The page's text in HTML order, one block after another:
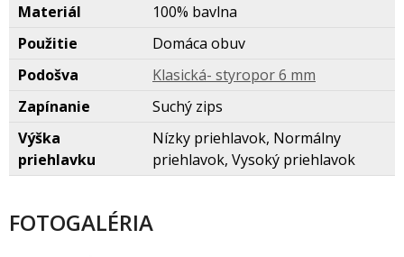
Materiál
100% bavlna
Použitie
Domáca obuv
Podošva
Klasická- styropor 6 mm
Zapínanie
Suchý zips
Výška
priehlavku
Nízky priehlavok, Normálny
priehlavok, Vysoký priehlavok
FOTOGALÉRIA